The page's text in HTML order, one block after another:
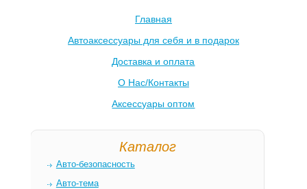
Главная
Автоаксессуары для себя и в подарок
Доставка и оплата
О Нас/Контакты
Аксессуары оптом
Каталог
Авто-безопасность
Авто-тема